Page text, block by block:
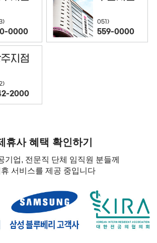
0000
051)
559-0000
지점
2000
휴사 혜택 확인하기
기업, 전문직 단체 임직원 분들께
서비스를 제공 중입니다